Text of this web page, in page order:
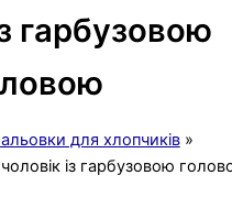
гарбузовою
для хлопчиків
із гарбузовою